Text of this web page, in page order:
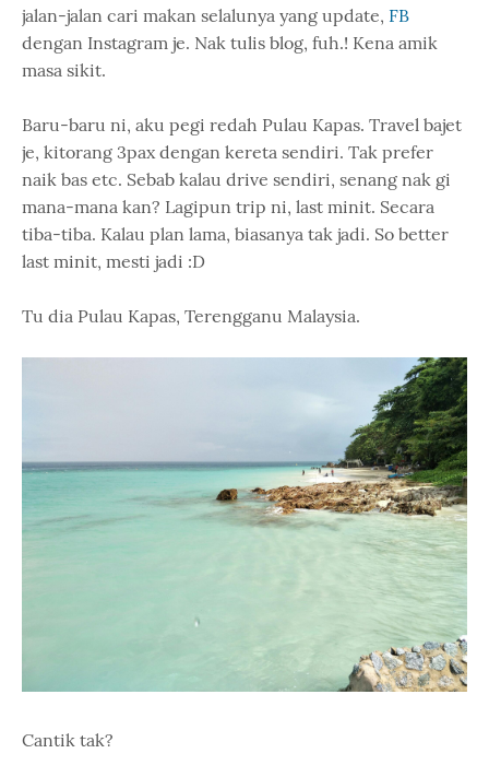
jalan-jalan cari makan selalunya yang update, FB
dengan Instagram je. Nak tulis blog, fuh.! Kena amik
masa sikit.
Baru-baru ni, aku pegi redah Pulau Kapas. Travel bajet
je, kitorang 3pax dengan kereta sendiri. Tak prefer
naik bas etc. Sebab kalau drive sendiri, senang nak gi
mana-mana kan? Lagipun trip ni, last minit. Secara
tiba-tiba. Kalau plan lama, biasanya tak jadi. So better
last minit, mesti jadi :D
Tu dia Pulau Kapas, Terengganu Malaysia.
Cantik tak?